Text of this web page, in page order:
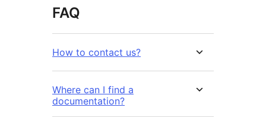
FAQ
How to contact us?
Where can I find a
documentation?